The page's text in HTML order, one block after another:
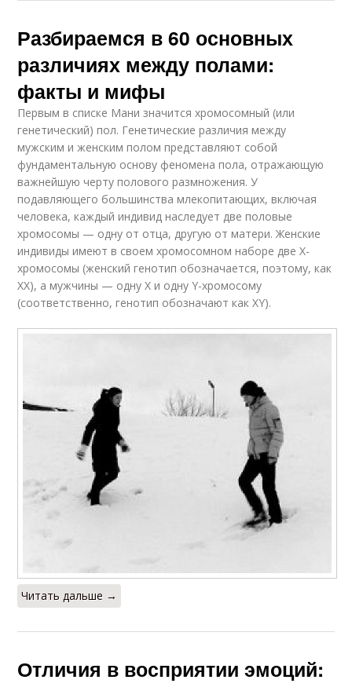
Разбираемся в 60 основных
различиях между полами:
факты и мифы
Первым в списке Мани значится хромосомный (или
генетический) пол. Генетические различия между
мужским и женским полом представляют собой
фундаментальную основу феномена пола, отражающую
важнейшую черту полового размножения. У
подавляющего большинства млекопитающих, включая
человека, каждый индивид наследует две половые
хромосомы — одну от отца, другую от матери. Женские
индивиды имеют в своем хромосомном наборе две Х-
хромосомы (женский генотип обозначается, поэтому, как
ХХ), а мужчины — одну Х и одну Y-хромосому
(соответственно, генотип обозначают как ХY).
Читать дальше →
Отличия в восприятии эмоций: